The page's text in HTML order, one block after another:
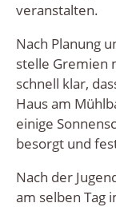
veranstalten.
Nach Pla­nung
stel­le Gre­mi­en
schnell klar,
Haus am
eini­ge
besorgt und
Nach der
am sel­ben Tag